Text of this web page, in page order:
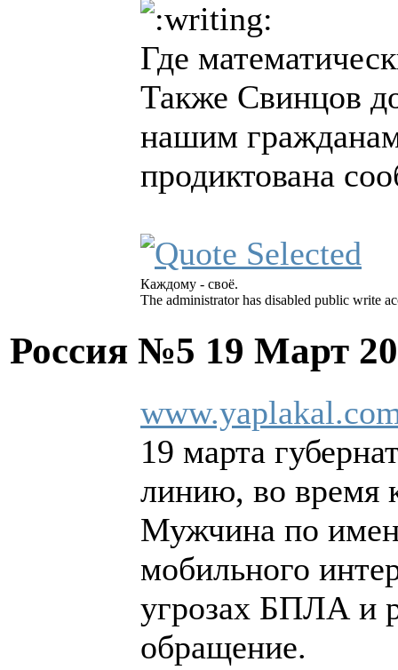
Где
Также Свинцов
нашим
продиктована
Каждому - своё.
The administrator has disabled public write
Россия №5 19 Март
19 марта
линию, во время
Мужчина по
мобильного
угрозах БПЛА и
обращение.